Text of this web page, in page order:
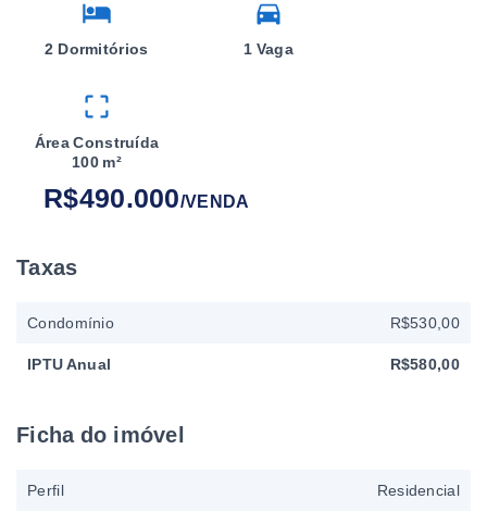
2 Dormitórios 1 Vaga
Área Construída
100 m²
R$490.000/VENDA
Taxas
Condomínio R$530,00
IPTU Anual R$580,00
Ficha do imóvel
Perfil Residencial